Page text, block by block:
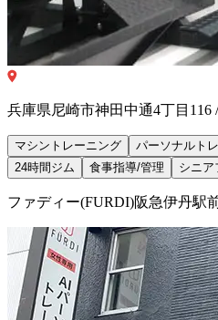
兵庫県尼崎市神田中通4丁目116
マシントレーニング パーソナルト
24時間ジム
食事指導/管理 シニア
ファディー(FURDI)阪急伊丹駅